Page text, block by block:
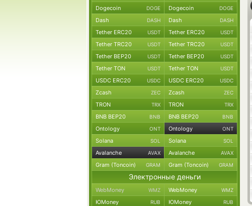
Dogecoin DOGE Dogecoin DOGE
Dash DASH Dash DASH
Tether ERC20 USDT Tether ERC20 USDT
Tether TRC20 USDT Tether TRC20 USDT
Tether BEP20 USDT Tether BEP20 USDT
Tether TON USDT Tether TON USDT
USDC ERC20 USDC USDC ERC20 USDC
Zcash ZEC Zcash ZEC
TRON TRX TRON TRX
BNB BEP20 BNB BNB BEP20 BNB
Ontology ONT Ontology ONT
Solana SOL Solana SOL
Avalanche AVAX Avalanche AVAX
Gram (Toncoin) GRAM Gram (Toncoin) GRAM
Электронные деньги
WebMoney WMZ WebMoney WMZ
ЮMoney RUB ЮMoney RUB